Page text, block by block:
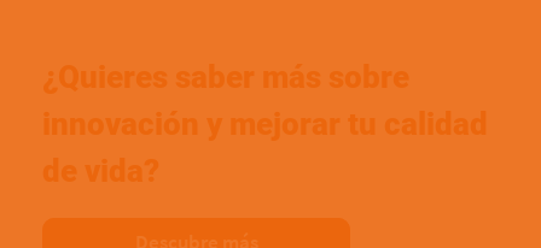
¿Quieres saber más sobre
innovación y mejorar tu calidad
de vida?
Descubre más